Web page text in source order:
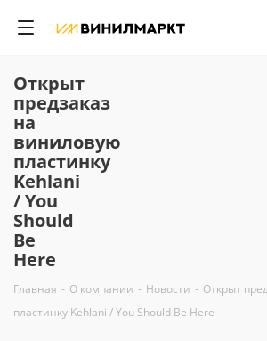
Открыт
предзаказ
на
виниловую
пластинку
Kehlani
/ You
Should
Be
Here
Главная - О компании - Новости - Открыт
пластинку Kehlani / You Should Be Here